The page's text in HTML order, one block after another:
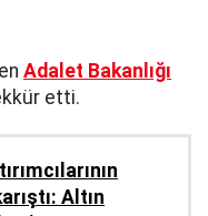
Adalet Bakanlığı
etti.
Altın